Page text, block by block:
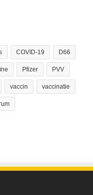
COVID-19 D66
Pfizer PVV
vaccin vaccinatie